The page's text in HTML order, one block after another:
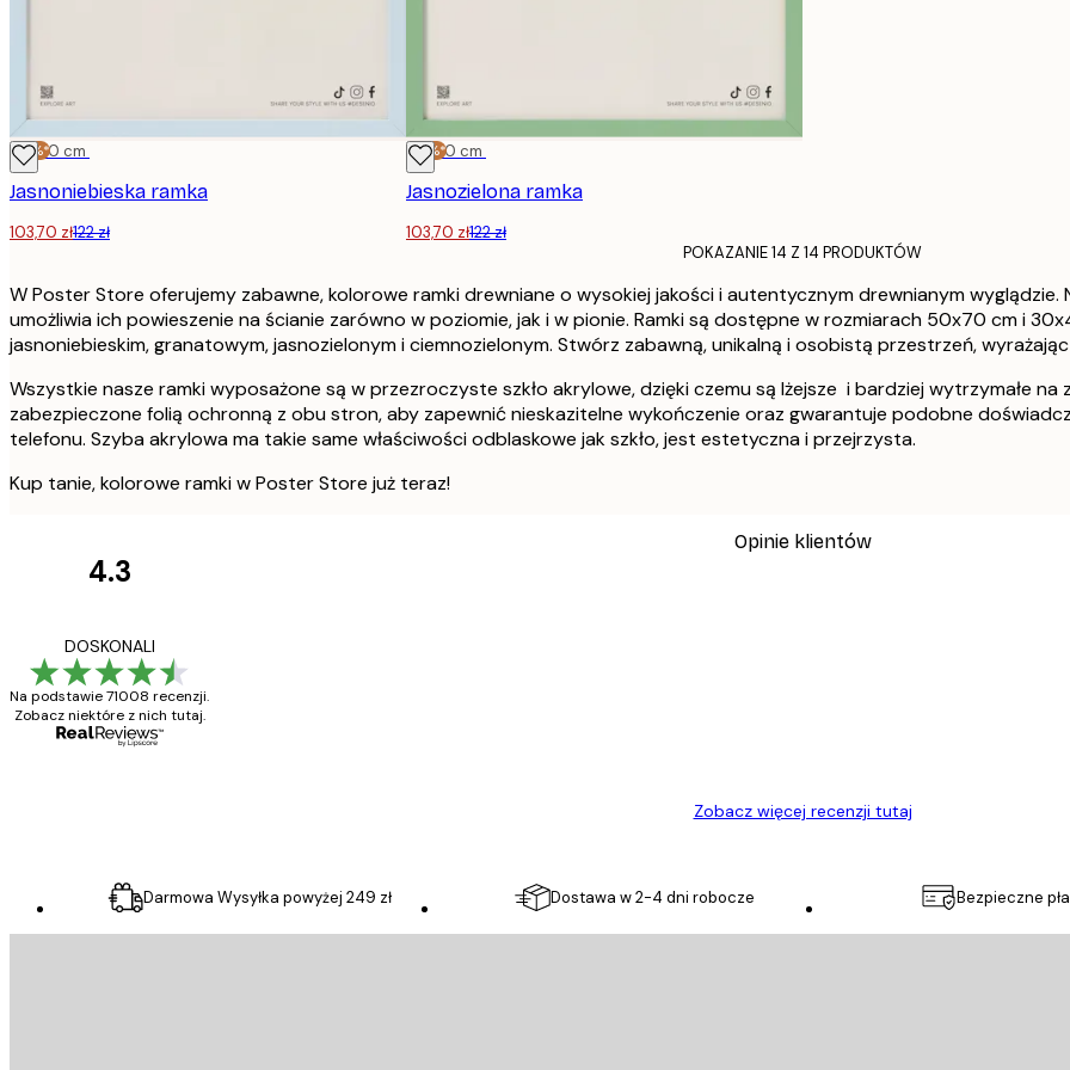
-15%*
30x40 cm
Jasnoniebieska ramka
103,70 zł122 zł
-15%*
30x40 cm
Jasnozielona ramka
103,70 zł122 zł
POKAZANIE 14 Z 14 PRODUKTÓW
W Poster Store oferujemy zabawne, kolorowe ramki drewniane o wysokiej jakości i autentycznym drewnianym wyglądzie.
umożliwia ich powieszenie na ścianie zarówno w poziomie, jak i w pionie. Ramki są dostępne w rozmiarach 50x70 cm i
jasnoniebieskim, granatowym, jasnozielonym i ciemnozielonym. Stwórz zabawną, unikalną i osobistą przestrzeń,
Wszystkie nasze ramki wyposażone są w przezroczyste szkło akrylowe, dzięki czemu są lżejsze i bardziej wytrzymałe
zabezpieczone folią ochronną z obu stron, aby zapewnić nieskazitelne wykończenie oraz gwarantuje podobne
telefonu. Szyba akrylowa ma takie same właściwości odblaskowe jak szkło, jest estetyczna i przejrzysta.
Kup tanie, kolorowe ramki w Poster Store już teraz!
Opinie klientów
4.3
DOSKONALI
Na podstawie 71008 recenzji.
Zobacz niektóre z nich tutaj.
Zobacz więcej recenzji tutaj
Darmowa Wysyłka powyżej 249 zł Dostawa w 2-4 dni robocze Bezpieczne